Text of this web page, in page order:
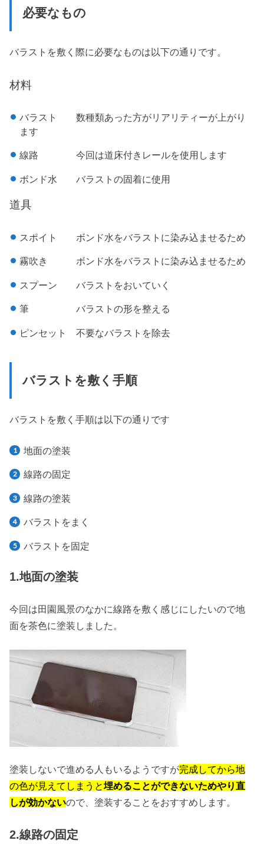
必要なもの
バラストを敷く際に必要なものは以下の通りです。
材料
バラスト 数種類あった方がリアリティーが上がり
ます
線路 今回は道床付きレールを使用します
ボンド水 バラストの固着に使用
道具
スポイト ボンド水をバラストに染み込ませるため
霧吹き ボンド水をバラストに染み込ませるため
スプーン バラストをおいていく
筆 バラストの形を整える
ピンセット 不要なバラストを除去
バラストを敷く手順
バラストを敷く手順は以下の通りです
地面の塗装
線路の固定
線路の塗装
バラストをまく
バラストを固定
1.地面の塗装
今回は田園風景のなかに線路を敷く感じにしたいので地
面を茶色に塗装しました。
塗装しないで進める人もいるようですが完成してから地
の色が見えてしまうと埋めることができないためやり直
しが効かないので、塗装することをおすすめします。
2.線路の固定